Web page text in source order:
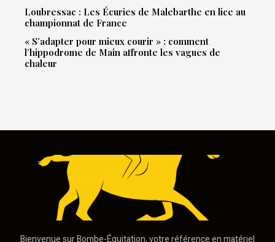
Loubressac : Les Écuries de Malebarthe en lice au
championnat de France
« S’adapter pour mieux courir » : comment
l’hippodrome de Main affronte les vagues de
chaleur
Bienvenue sur Bombe-Équitation, votre référence en matériel